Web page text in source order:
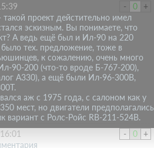
-
0 +
проект дейстительно имел
эскизным. Вы понимаете, что
А ведь ещё был и Ил-90 на 220
тех. предложение, тоже в
к сожалению, очень много
90-200 (что-то вроде Б-767-200),
А330), а ещё были Ил-96-300В,
аж с 1975 года, с салоном как у
мест, но двигатели предполагались
вариант с Ролс-Ройс RB-211-524B.
-
0 +